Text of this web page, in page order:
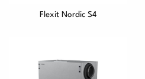
Flexit Nordic S4